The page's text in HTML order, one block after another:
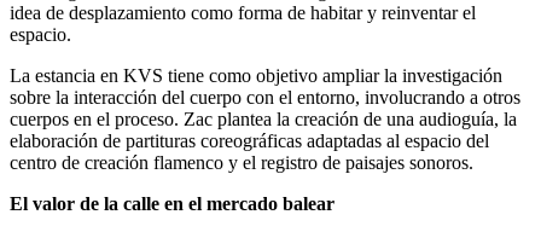
idea de desplazamiento como forma de habitar y reinventar el
espacio.
La estancia en KVS tiene como objetivo ampliar la investigación
sobre la interacción del cuerpo con el entorno, involucrando a otros
cuerpos en el proceso. Zac plantea la creación de una audioguía, la
elaboración de partituras coreográficas adaptadas al espacio del
centro de creación flamenco y el registro de paisajes sonoros.
El valor de la calle en el mercado balear